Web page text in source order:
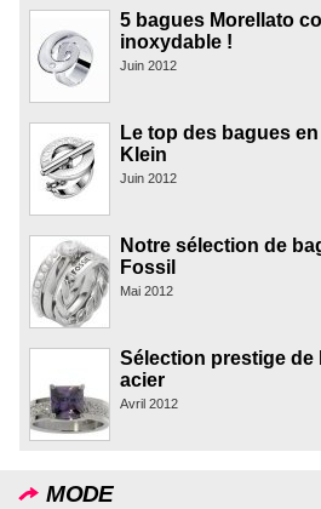
5 bagues Morellato
inoxydable !
Juin 2012
Le top des bagues
Klein
Juin 2012
Notre sélection de
Fossil
Mai 2012
Sélection prestige de
acier
Avril 2012
MODE